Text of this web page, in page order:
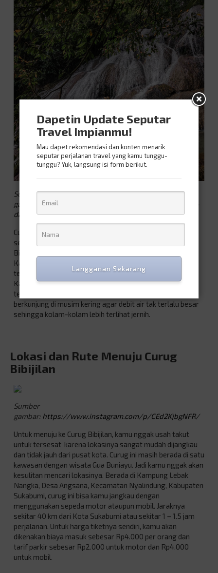
Sumber
gambar: http://www.wisatainfo.com/2020/06/alamat-
dan-tiket-masuk-curug-bibijilan.html
Curug ini memiliki beberapa undakan yang membuatnya
seperti anak tangga besar.
Bibijilan ini membentuk kolam-kolam kecil di sekitar curug.
Kamu bisa berenang atau sekadar berendam di kolam
tersebut. Tapi kamu harus perhatikan juga kondisi airnya.
Kalau kamu datang saat musim hujan, biasanya air akan
terlihat sangat keruh. Mister sarankan agar kamu
berkunjung di musim kering agar debit air tak terlalu besar
sehingga kolam-kolam lebih terlihat jernih.
Lokasi dan Rute Menuju Curug
Bibijilan
Sumber
gambar: https://www.instagram.com/p/CEd2KjbgNFR/
Untuk menuju ke Curug Bibijilan, kamu nggak usah takut
untuk tersesat karena lokasinya sangat mudah dijangkau
dan tidak jauh dari pusat kota. Curug ini masih berada di satu
kawasan dengan wisata Gua Buniayu. Jadi kamu nggak akan
kesulitan mencari lokasinya. Berada di Kampung Lebak
Nangka, Desa Angsana, Kecamatan Nyalindung, Kabupaten
Sukabumi, curug ini bisa kamu jangkau dengan
menggunakan sepeda motor ataupun mobil. Jaraknya
sekitar 40 km dari Kota Sukabumi atau sekitar 1 – 1.5 jam
perjalanan. Untuk harga tiketnya sendiri, kamu akan
dikenakan biaya masuk sebesar Rp4.000 per orang dan
tarif parkir sebesar Rp2.000 untuk motor dan Rp4.000
untuk mobil.
Dapetin Update Seputar
Travel Impianmu!
Mau dapet rekomendasi dan konten menarik
seputar perjalanan travel yang kamu tunggu-
tunggu? Yuk, langsung isi form berikut.
Langganan Sekarang